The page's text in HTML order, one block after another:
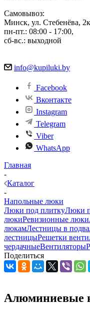
Самовывоз:
Минск, ул. Стебенёва,
пн-пт.: 08:00 - 17:00,
сб-вс.: выходной
info@kupiluki.by
Facebook
Вконтакте
Instagram
Telegram
Viber
WhatsApp
Главная
-
Каталог
-
Напольные люки
Люки под плиткуЛюки
люкиРевизионные люки
люкамЛестницы в
лестницыРешетки
чердачныеВентиляторы
Поделиться
Алюминиевые